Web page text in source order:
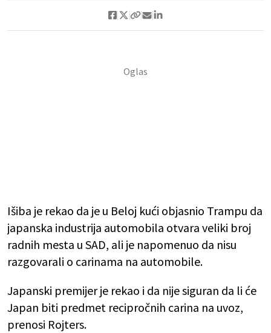
Išiba je rekao da je u Beloj kući objasnio Trampu da
japanska industrija automobila otvara veliki broj
radnih mesta u SAD, ali je napomenuo da nisu
razgovarali o carinama na automobile.
Japanski premijer je rekao i da nije siguran da li će
Japan biti predmet recipročnih carina na uvoz,
prenosi Rojters.